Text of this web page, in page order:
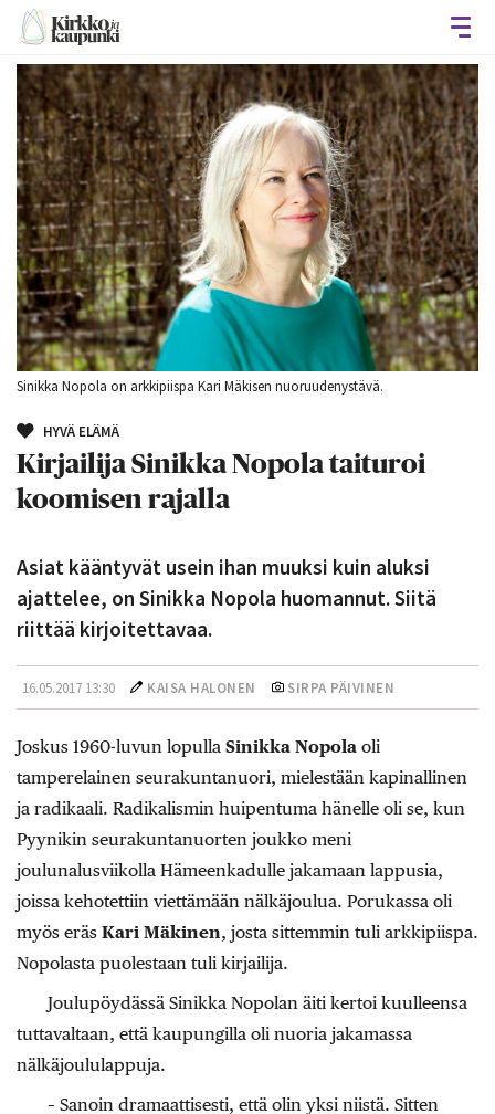
Sinikka Nopola on arkkipiispa Kari Mäkisen nuoruudenystävä.
HYVÄ ELÄMÄ
Kirjailija Sinikka Nopola taituroi
koomisen rajalla
Asiat kääntyvät usein ihan muuksi kuin aluksi
ajattelee, on Sinikka Nopola huomannut. Siitä
riittää kirjoitettavaa.
16.05.2017 13:30 KAISA HALONEN SIRPA PÄIVINEN
Joskus 1960-luvun lopulla Sinikka Nopola oli
tamperelainen seurakuntanuori, mielestään kapinallinen
ja radikaali. Radikalismin huipentuma hänelle oli se, kun
Pyynikin seurakuntanuorten joukko meni
joulunalusviikolla Hämeenkadulle jakamaan lappusia,
joissa kehotettiin viettämään nälkäjoulua. Porukassa oli
myös eräs Kari Mäkinen, josta sittemmin tuli arkkipiispa.
Nopolasta puolestaan tuli kirjailija.
Joulupöydässä Sinikka Nopolan äiti kertoi kuulleensa
tuttavaltaan, että kaupungilla oli nuoria jakamassa
nälkäjoululappuja.
– Sanoin dramaattisesti, että olin yksi niistä. Sitten